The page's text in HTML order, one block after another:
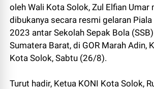
oleh Wali Kota Solok, Zul Elfian Umar
dibukanya secara resmi gelaran
2023 antar Sekolah Sepak Bola
Sumatera Barat, di GOR Marah Adin,
Kota Solok, Sabtu (26/8).
Turut hadir, Ketua KONI Kota Solok,